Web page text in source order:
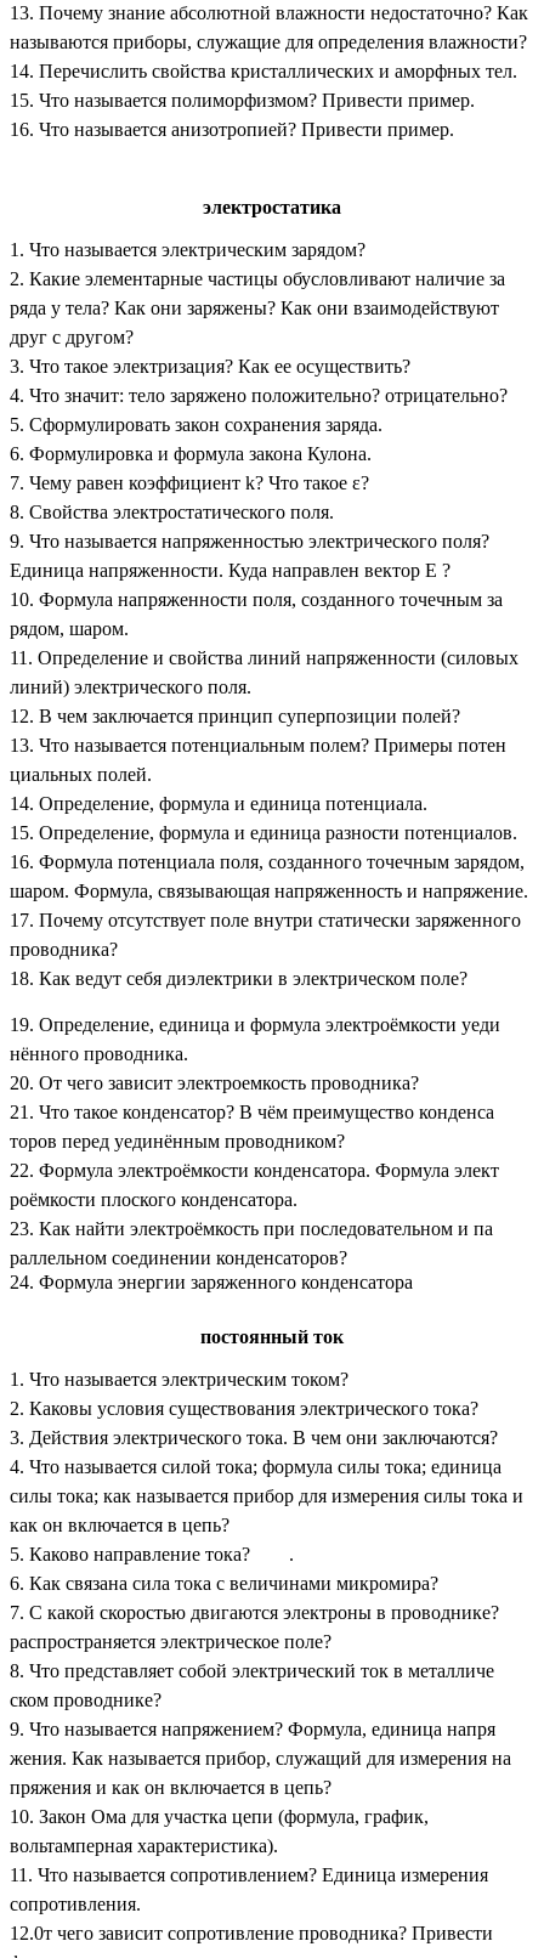
13. Почему знание абсолютной влажности недостаточно? Как
называются приборы, служащие для определения влажности?
14. Перечислить свойства кристаллических и аморфных тел.
15. Что называется полиморфизмом? Привести пример.
16. Что называется анизотропией? Привести пример.
электростатика
1. Что называется электрическим зарядом?
2. Какие элементарные частицы обусловливают наличие за
ряда у тела? Как они заряжены? Как они взаимодействуют
друг с другом?
3. Что такое электризация? Как ее осуществить?
4. Что значит: тело заряжено положительно? отрицательно?
5. Сформулировать закон сохранения заряда.
6. Формулировка и формула закона Кулона.
7. Чему равен коэффициент k? Что такое ε?
8. Свойства электростатического поля.
9. Что называется напряженностью электрического поля?
Единица напряженности. Куда направлен вектор Е ?
10. Формула напряженности поля, созданного точечным за
рядом, шаром.
11. Определение и свойства линий напряженности (силовых
линий) электрического поля.
12. В чем заключается принцип суперпозиции полей?
13. Что называется потенциальным полем? Примеры потен
циальных полей.
14. Определение, формула и единица потенциала.
15. Определение, формула и единица разности потенциалов.
16. Формула потенциала поля, созданного точечным зарядом,
шаром. Формула, связывающая напряженность и напряжение.
17. Почему отсутствует поле внутри статически заряженного
проводника?
18. Как ведут себя диэлектрики в электрическом поле?
19. Определение, единица и формула электроёмкости уеди
нённого проводника.
20. От чего зависит электроемкость проводника?
21. Что такое конденсатор? В чём преимущество конденса
торов перед уединённым проводником?
22. Формула электроёмкости конденсатора. Формула элект
роёмкости плоского конденсатора.
23. Как найти электроёмкость при последовательном и па
раллельном соединении конденсаторов?
24. Формула энергии заряженного конденсатора
постоянный ток
1. Что называется электрическим током?
2. Каковы условия существования электрического тока?
3. Действия электрического тока. В чем они заключаются?
4. Что называется силой тока; формула силы тока; единица
силы тока; как называется прибор для измерения силы тока и
как он включается в цепь?
5. Каково направление тока? .
6. Как связана сила тока с величинами микромира?
7. С какой скоростью двигаются электроны в проводнике?
распространяется электрическое поле?
8. Что представляет собой электрический ток в металличе
ском проводнике?
9. Что называется напряжением? Формула, единица напря
жения. Как называется прибор, служащий для измерения на
пряжения и как он включается в цепь?
10. Закон Ома для участка цепи (формула, график,
вольтамперная характеристика).
11. Что называется сопротивлением? Единица измерения
сопротивления.
12.0т чего зависит сопротивление проводника? Привести